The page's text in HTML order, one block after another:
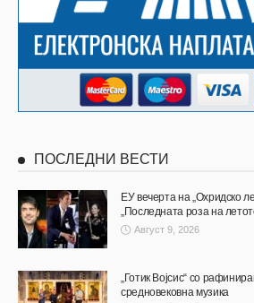
ПОСЛЕДНИ ВЕСТИ
ЕУ вечерта на „Охридско
„Последната роза на
Август 9, 2026
„Готик Војсис“ со
средновековна музика